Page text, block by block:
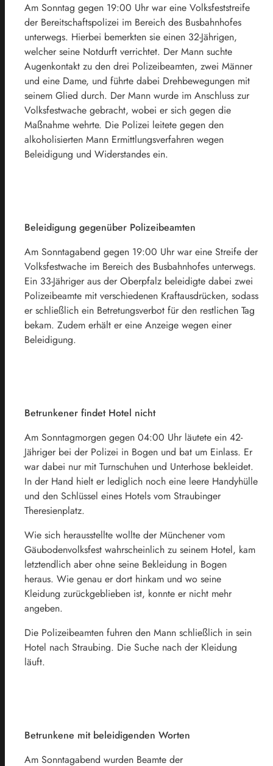
Am Sonntag gegen 19:00 Uhr war eine Volksfeststreife
der Bereitschaftspolizei im Bereich des Busbahnhofes
unterwegs. Hierbei bemerkten sie einen 32-Jährigen,
welcher seine Notdurft verrichtet. Der Mann suchte
Augenkontakt zu den drei Polizeibeamten, zwei Männer
und eine Dame, und führte dabei Drehbewegungen mit
seinem Glied durch. Der Mann wurde im Anschluss zur
Volksfestwache gebracht, wobei er sich gegen die
Maßnahme wehrte. Die Polizei leitete gegen den
alkoholisierten Mann Ermittlungsverfahren wegen
Beleidigung und Widerstandes ein.
Beleidigung gegenüber Polizeibeamten
Am Sonntagabend gegen 19:00 Uhr war eine Streife der
Volksfestwache im Bereich des Busbahnhofes unterwegs.
Ein 33-Jähriger aus der Oberpfalz beleidigte dabei zwei
Polizeibeamte mit verschiedenen Kraftausdrücken, sodass
er schließlich ein Betretungsverbot für den restlichen Tag
bekam. Zudem erhält er eine Anzeige wegen einer
Beleidigung.
Betrunkener findet Hotel nicht
Am Sonntagmorgen gegen 04:00 Uhr läutete ein 42-
Jähriger bei der Polizei in Bogen und bat um Einlass. Er
war dabei nur mit Turnschuhen und Unterhose bekleidet.
In der Hand hielt er lediglich noch eine leere Handyhülle
und den Schlüssel eines Hotels vom Straubinger
Theresienplatz.
Wie sich herausstellte wollte der Münchener vom
Gäubodenvolksfest wahrscheinlich zu seinem Hotel, kam
letztendlich aber ohne seine Bekleidung in Bogen
heraus. Wie genau er dort hinkam und wo seine
Kleidung zurückgeblieben ist, konnte er nicht mehr
angeben.
Die Polizeibeamten fuhren den Mann schließlich in sein
Hotel nach Straubing. Die Suche nach der Kleidung
läuft.
Betrunkene mit beleidigenden Worten
Am Sonntagabend wurden Beamte der